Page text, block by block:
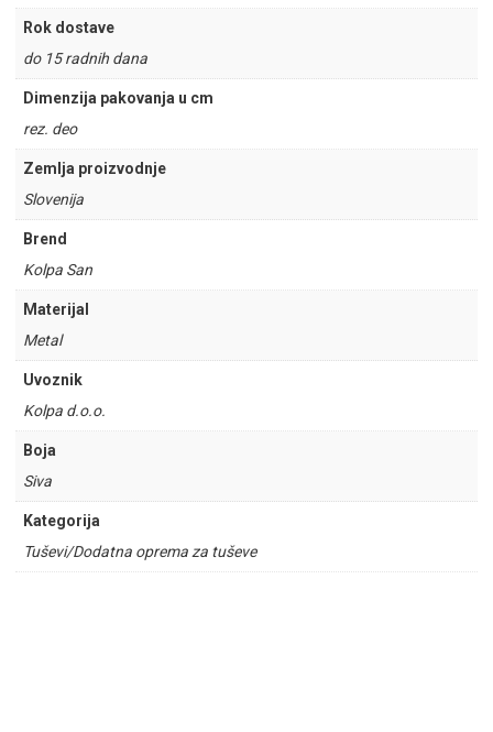
Rok dostave
do 15 radnih dana
Dimenzija pakovanja u cm
rez. deo
Zemlja proizvodnje
Slovenija
Brend
Kolpa San
Materijal
Metal
Uvoznik
Kolpa d.o.o.
Boja
Siva
Kategorija
Tuševi/Dodatna oprema za tuševe